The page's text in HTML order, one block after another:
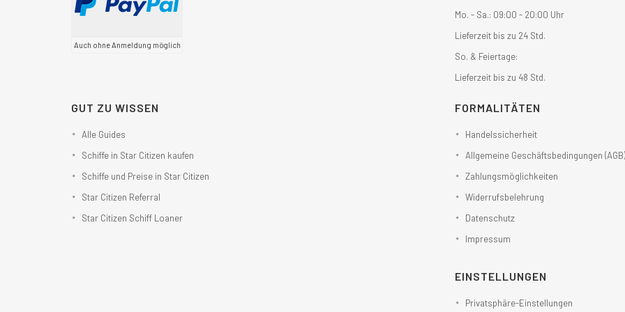
Auch ohne Anmeldung möglich
Mo. - Sa.: 09:00 - 20:00 Uhr
Lieferzeit bis zu 24 Std.
So. & Feiertage:
Lieferzeit bis zu 48 Std.
GUT ZU WISSEN
Alle Guides
Schiffe in Star Citizen kaufen
Schiffe und Preise in Star Citizen
Star Citizen Referral
Star Citizen Schiff Loaner
FORMALITÄTEN
Handelssicherheit
Allgemeine Geschäftsbedingungen (AGB)
Zahlungsmöglichkeiten
Widerrufsbelehrung
Datenschutz
Impressum
EINSTELLUNGEN
Privatsphäre-Einstellungen